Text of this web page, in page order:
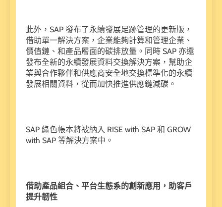
此外， SAP 發布了永續發展足跡管理的更新版，
借助單一解決方案，企業能夠計算和管理企業、
價值鏈、和產品層面的碳排放量。同時 SAP 亦還
發布全新的永續發展資料交換解決方案，幫助企
業與合作夥伴和供應商安全地交換標準化的永續
發展相關資料，從而加快推進供應鏈減碳。
SAP 綠色帳本將被納入 RISE with SAP 和 GROW
with SAP 等解決方案中。
借助產品組合、平台生態系的創新應用，助客戶
提升韌性